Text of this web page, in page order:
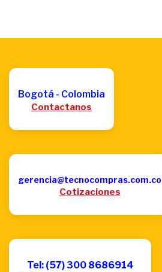
Bogotá - Colombia
Contactanos
gerencia@tecnocompras.com.co
Cotizaciones
Tel: (57) 300 8686914